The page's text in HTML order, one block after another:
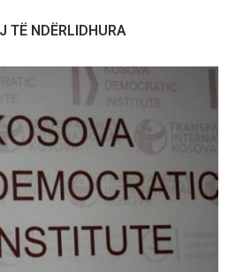
TË NDËRLIDHURA